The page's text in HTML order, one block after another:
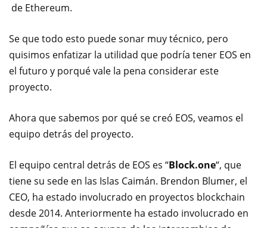
de Ethereum.
Se que todo esto puede sonar muy técnico, pero
quisimos enfatizar la utilidad que podría tener EOS en
el futuro y porqué vale la pena considerar este
proyecto.
Ahora que sabemos por qué se creó EOS, veamos el
equipo detrás del proyecto.
El equipo central detrás de EOS es “Block.one“, que
tiene su sede en las Islas Caimán. Brendon Blumer, el
CEO, ha estado involucrado en proyectos blockchain
desde 2014. Anteriormente ha estado involucrado en